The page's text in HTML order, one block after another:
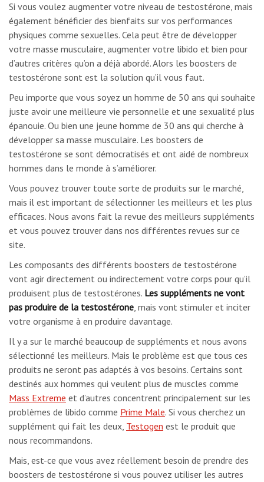
Si vous voulez augmenter votre niveau de testostérone, mais
également bénéficier des bienfaits sur vos performances
physiques comme sexuelles. Cela peut être de développer
votre masse musculaire, augmenter votre libido et bien pour
d’autres critères qu’on a déjà abordé. Alors les boosters de
testostérone sont est la solution qu’il vous faut.
Peu importe que vous soyez un homme de 50 ans qui souhaite
juste avoir une meilleure vie personnelle et une sexualité plus
épanouie. Ou bien une jeune homme de 30 ans qui cherche à
développer sa masse musculaire. Les boosters de
testostérone se sont démocratisés et ont aidé de nombreux
hommes dans le monde à s’améliorer.
Vous pouvez trouver toute sorte de produits sur le marché,
mais il est important de sélectionner les meilleurs et les plus
efficaces. Nous avons fait la revue des meilleurs suppléments
et vous pouvez trouver dans nos différentes revues sur ce
site.
Les composants des différents boosters de testostérone
vont agir directement ou indirectement votre corps pour qu’il
produisent plus de testostérones. Les suppléments ne vont
pas produire de la testostérone, mais vont stimuler et inciter
votre organisme à en produire davantage.
Il y a sur le marché beaucoup de suppléments et nous avons
sélectionné les meilleurs. Mais le problème est que tous ces
produits ne seront pas adaptés à vos besoins. Certains sont
destinés aux hommes qui veulent plus de muscles comme
Mass Extreme et d’autres concentrent principalement sur les
problèmes de libido comme Prime Male. Si vous cherchez un
supplément qui fait les deux, Testogen est le produit que
nous recommandons.
Mais, est-ce que vous avez réellement besoin de prendre des
boosters de testostérone si vous pouvez utiliser les autres